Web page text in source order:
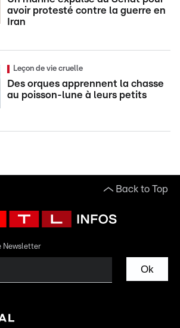
avoir protesté contre la guerre en
Iran
Leçon de vie cruelle
Des orques apprennent la chasse
au poisson-lune à leurs petits
Back to Top
Newsletter
Ok